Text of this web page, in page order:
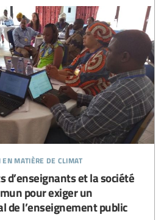
matière de climat
d’enseignants et la société
pour exiger un
de l’enseignement public